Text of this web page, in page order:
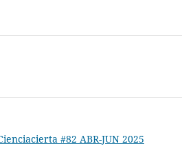
#82 ABR-JUN 2025